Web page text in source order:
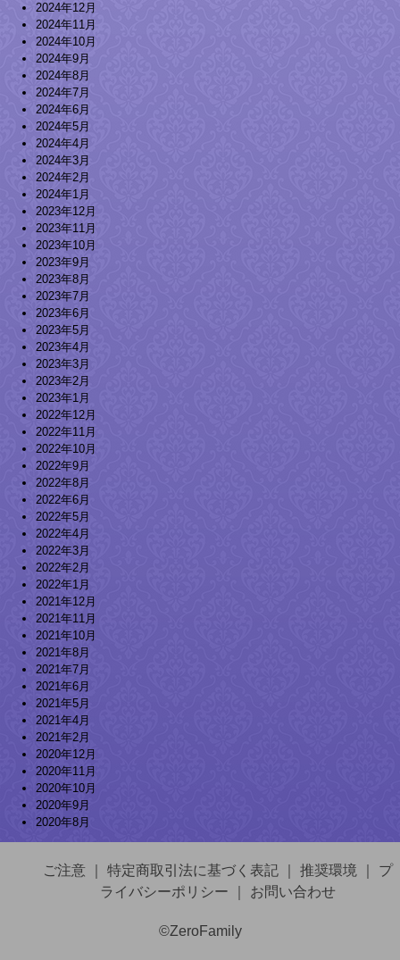
2024年12月
2024年11月
2024年10月
2024年9月
2024年8月
2024年7月
2024年6月
2024年5月
2024年4月
2024年3月
2024年2月
2024年1月
2023年12月
2023年11月
2023年10月
2023年9月
2023年8月
2023年7月
2023年6月
2023年5月
2023年4月
2023年3月
2023年2月
2023年1月
2022年12月
2022年11月
2022年10月
2022年9月
2022年8月
2022年6月
2022年5月
2022年4月
2022年3月
2022年2月
2022年1月
2021年12月
2021年11月
2021年10月
2021年8月
2021年7月
2021年6月
2021年5月
2021年4月
2021年2月
2020年12月
2020年11月
2020年10月
2020年9月
2020年8月
ご注意 特定商取引法に基づく表記 推奨環境
プ
ライバシーポリシー
お問い合わせ
©ZeroFamily